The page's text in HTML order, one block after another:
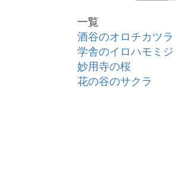
一覧
酒谷のオロチカツラ
学舎のイロハモミジ
妙用寺の桜
花の谷のサクラ